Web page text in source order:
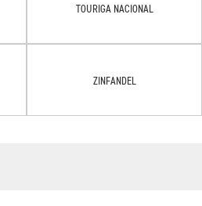
TOURIGA NACIONAL
ZINFANDEL